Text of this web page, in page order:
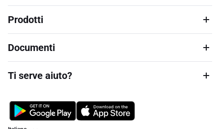
Prodotti
Documenti
Ti serve aiuto?